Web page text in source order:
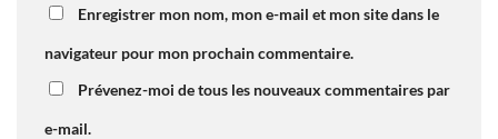
Enregistrer mon nom, mon e-mail et mon site dans le
navigateur pour mon prochain commentaire.
Prévenez-moi de tous les nouveaux commentaires par
e-mail.